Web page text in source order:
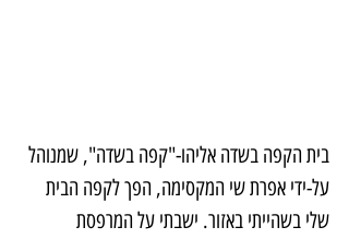
בית הקפה בשדה אליהו-"קפה בשדה", שמנוהל
על-ידי אפרת שי המקסימה, הפך לקפה הבית
שלי בשהייתי באזור. ישבתי על המרפסת